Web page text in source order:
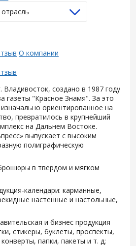
О компании
Владивосток, создано в 1987 году
газеты "Красное Знамя". За это
ориентированное на
превратилось в крупнейший
на Дальнем Востоке.
выпускает с высоким
полиграфическую
в твердом и мягком
календари: карманные,
настенные и настольные,
и бизнес продукция
стикеры, буклеты, проспекты,
папки, пакеты и т. д;